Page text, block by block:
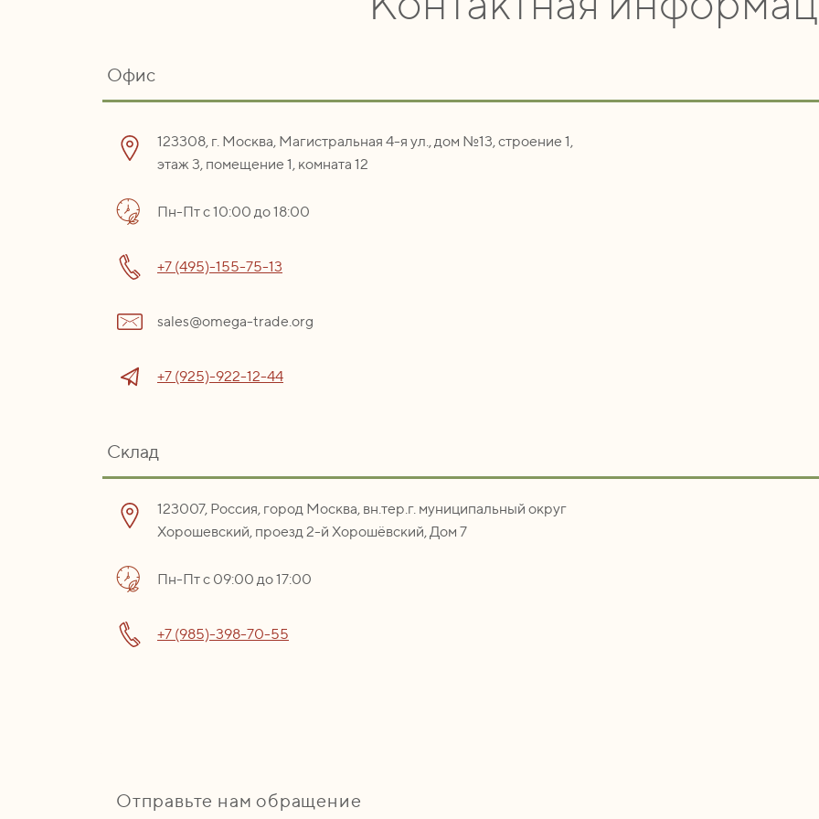
Офис
123308, г. Москва, Магистральная 4-я ул., дом №13, строение 1,
этаж 3, помещение 1, комната 12
Пн-Пт с 10:00 до 18:00
+7 (495)-155-75-13
sales@omega-trade.org
+7 (925)-922-12-44
Склад
123007, Россия, город Москва, вн.тер.г. муниципальный округ
Хорошевский, проезд 2-й Хорошёвский, Дом 7
Пн-Пт с 09:00 до 17:00
+7 (985)-398-70-55
Отправьте нам обращение